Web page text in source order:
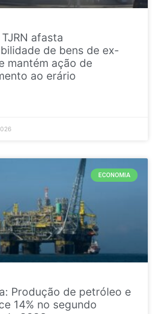
afasta
de bens de ex-
mantém ação de
ao erário
ECONOMIA
Produção de petróleo e
14% no segundo